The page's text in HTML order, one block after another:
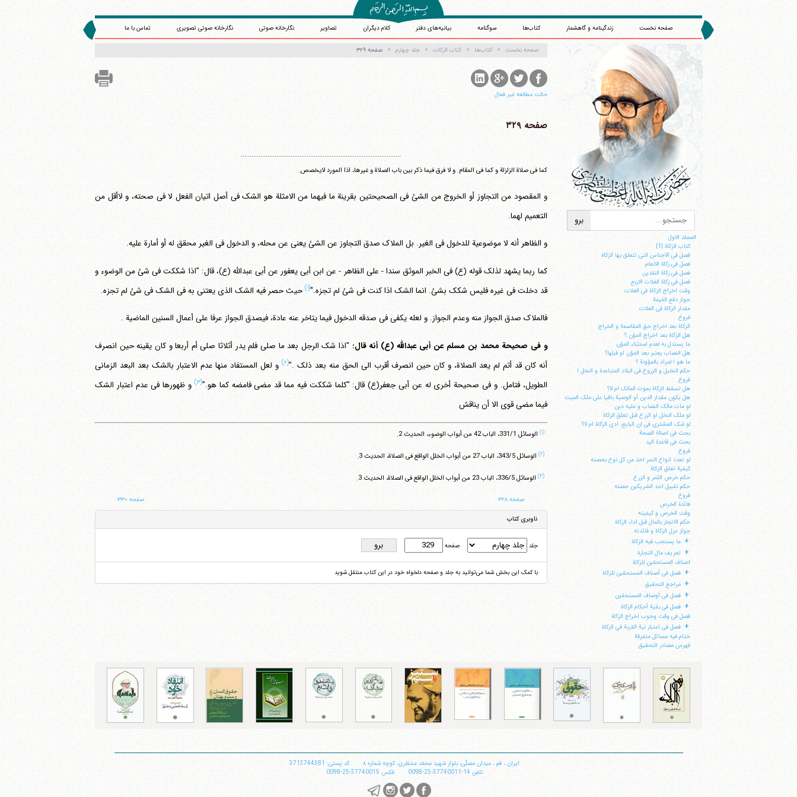
صفحه نخست زندگینامه و گاهشمار کتاب‌ها سوگنامه بیانیه‌های دفتر کلام دیگران تصاویر نگارخانه صوتی نگارخانه صوتی تصویری تماس با ما
المجلد الاول
کتاب الزکاة |1|
فصل فی الاجناس التی تتعلق بها الزکاة
فصل فی زکاة الانعام
فصل فی زکاة النقدین
فصل فی زکاة الغلات الاربع
وقت اخراج الزکاة فی الغلات
جواز دفع القیمة
مقدار الزکاة فی الغلات
فروع
الزکاة بعد اخراج حق المقاسمة و الخراج
هل الزکاة بعد اخراج المؤن ؟
ما یستدل به لعدم استثناء المؤن
هل النصاب یعتبر بعد المؤن او قبلها؟
ما هو ا لمراد بالمؤونة ؟
حکم النخیل و الزروع فی البلاد المتباعدة و النخل ا
فروع
هل تسقط الزکاة بموت المالک ام لا؟
هل یکون مقدار الدین أو الوصیة باقیا علی ملک المیت
لو مات مالک النصاب و علیه دین
لو ملک النخل او الزرع قبل تعلق الزکاة
لو شک المشتری فی ان البایع، ادی الزکاة ام لا؟
بحث فی اصالة الصحة
بحث فی قاعدة الید
فروع
لو تعدد انواع التمر اخذ من کل نوع بحصته
کیفیة تعلق الزکاة
حکم خرص الثمر و الزرع
حکم تقبیل احد الشریکین حصته
فروع
فائدة الخرص
وقت الخرص و کیفیته
حکم الاتجار بالمال قبل اداء الزکاة
جواز عزل الزکاة و فائدته
+ ما یستجب فیه الزکاة
+ تعریف مال التجارة
اصناف المستحقین للزکاة
+ فصل فی أصناف المستحقین للزکاة
+ مراجع التحقیق
+ فصل فی أوصاف المستحقین
+ فصل فی بقیة أحکام الزکاة
فصل فی وقت وجوب اخراج الزکاة
+ فصل فی اعتبار نیة القربة فی الزکاة
ختام فیه مسائل متفرقة
فهرس مصادر التحقیق
صفحه نخست کتاب‌ها کتاب الزکات جلد چهارم صفحه ۳۲۹
حالت مطالعه غیر فعال
صفحه ۳۲۹
..........................................................................................
کما فی صلاة الزلزلة و کما فی المقام. و لا فرق فیما ذکر بین باب الصلاة و غیرها، اذا المورد لایخصص.
و المقصود من التجاوز أو الخروج من الشئ فی الصحیحتین بقرینة ما فیهما من الامثلة هو الشک فی أصل اتیان الفعل لا فی صحته، و لاأقل من
التعمیم لهما.
و الظاهر أنه لا موضوعیة للدخول فی الغیر. بل الملاک صدق التجاوز عن الشئ یعنی عن محله، و الدخول فی الغیر محقق له أو أمارة علیه.
کما ربما یشهد لذلک قوله (ع) فی الخبر الموثق سندا - علی الظاهر - عن ابن أبی یعفور عن أبی عبدالله (ع)، قال: "اذا شککت فی شئ من الوضوء و
قد دخلت فی غیره فلیس شکک بشئ. انما الشک اذا کنت فی شئ لم تجزه."(۱) حیث حصر فیه الشک الذی یعتنی به فی الشک فی شئ لم تجزه.
فالملاک صدق الجواز منه وعدم الجواز. و لعله یکفی فی صدقه الدخول فیما یتاخر عنه عادة، فیصدق الجواز عرفا علی أعمال السنین الماضیة .
و فی صحیحة محمد بن مسلم عن أبی عبدالله (ع) أنه قال: "اذا شک الرجل بعد ما صلی فلم یدر أثلاثا صلی أم أربعا و کان یقینه حین انصرف
أنه کان قد أتم لم یعد الصلاة، و کان حین انصرف أقرب الی الحق منه بعد ذلک ."(۲) و لعل المستفاد منها عدم الاعتبار بالشک بعد البعد الزمانی
الطویل، فتامل. و فی صحیحة أخری له عن أبی جعفر(ع) قال: "کلما شککت فیه مما قد مضی فامضه کما هو."(۳)
و ظهورها فی عدم اعتبار الشک
فیما مضی قوی الا أن یناقش
(۱) الوسائل ‏331/1، الباب 42 من أبواب الوضوء، الحدیث 2.
(۲) الوسائل ‏343/5، الباب 27 من أبواب الخلل الواقع فی الصلاة، الحدیث 3.
(۳) الوسائل ‏336/5، الباب 23 من أبواب الخلل الواقع فی الصلاة، الحدیث 3.
صفحه ۳۲۸ صفحه ۳۳۰
ناوبری کتاب
جلد صفحه
با کمک این بخش شما می‌توانید به جلد و صفحه دلخواه خود در این کتاب منتقل شوید
ایران ، قم ، میدان مصلّی، بلوار شهید محمّد منتظری، كوچه شماره ٨
کد پستی: 3713744381
تلفن 14-37740011-25-0098 فکس 37740015-25-0098